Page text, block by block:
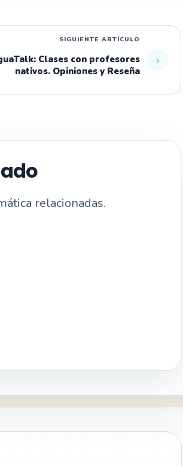
Clases con profesores
nativos. Opiniones y Reseña
relacionadas.